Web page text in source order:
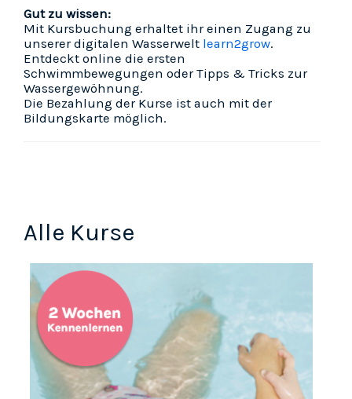
Gut zu wissen:
Mit Kursbuchung erhaltet ihr einen Zugang zu
unserer digitalen Wasserwelt learn2grow.
Entdeckt online die ersten
Schwimmbewegungen oder Tipps & Tricks zur
Wassergewöhnung.
Die Bezahlung der Kurse ist auch mit der
Bildungskarte möglich.
Alle Kurse